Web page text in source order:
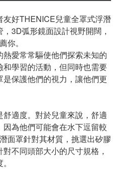
友好THENICE兒童全罩式浮潛
3D弧形鏡面設計視野開闊，
你。
愛常常驅使他們探索未知的
學習的活動，但同時也需要
保護他們的視力，讓他們更
適度。對於兒童來說，舒適
為他們可能會在水下逗留較
面罩針對其材質，挑選出矽膠
不同頭部大小的尺寸規格，